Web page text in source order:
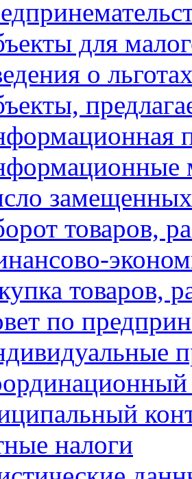
для
о
товаров,
товаров,
по
налоги